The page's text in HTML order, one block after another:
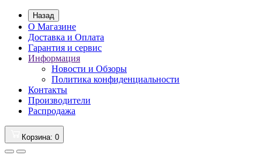
Назад
О Магазине
Доставка и Оплата
Гарантия и сервис
Информация
Новости и Обзоры
Политика конфиденциальности
Контакты
Производители
Распродажа
Корзина: 0